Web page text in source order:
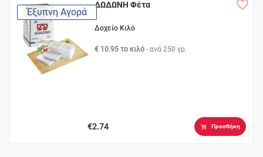
Έξυπνη Αγορά
ΔΩΔΩΝΗ Φέτα
Δοχείο Κιλό
€ 10.95 το κιλό - ανά250 γρ.
€2.74 Προσθήκη